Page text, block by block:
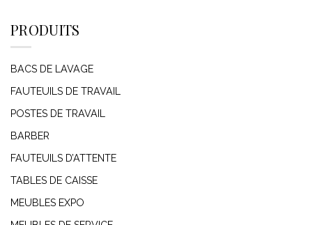
PRODUITS
BACS DE LAVAGE
FAUTEUILS DE TRAVAIL
POSTES DE TRAVAIL
BARBER
FAUTEUILS D’ATTENTE
TABLES DE CAISSE
MEUBLES EXPO